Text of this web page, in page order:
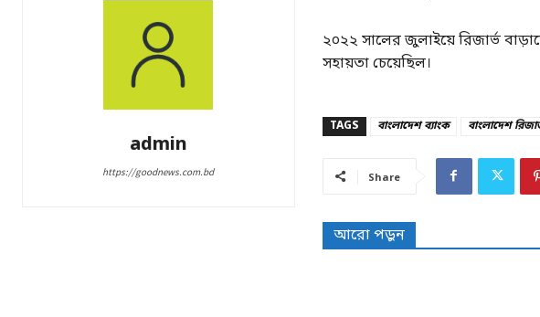
admin
https://goodnews.com.bd
২০২২ সালের জুলাইয়ে রিজার্ভ
সহায়তা চেয়েছিল।
TAGS বাংলাদেশ ব্যাংক বাংলাদেশ
Share
আরো পড়ুন